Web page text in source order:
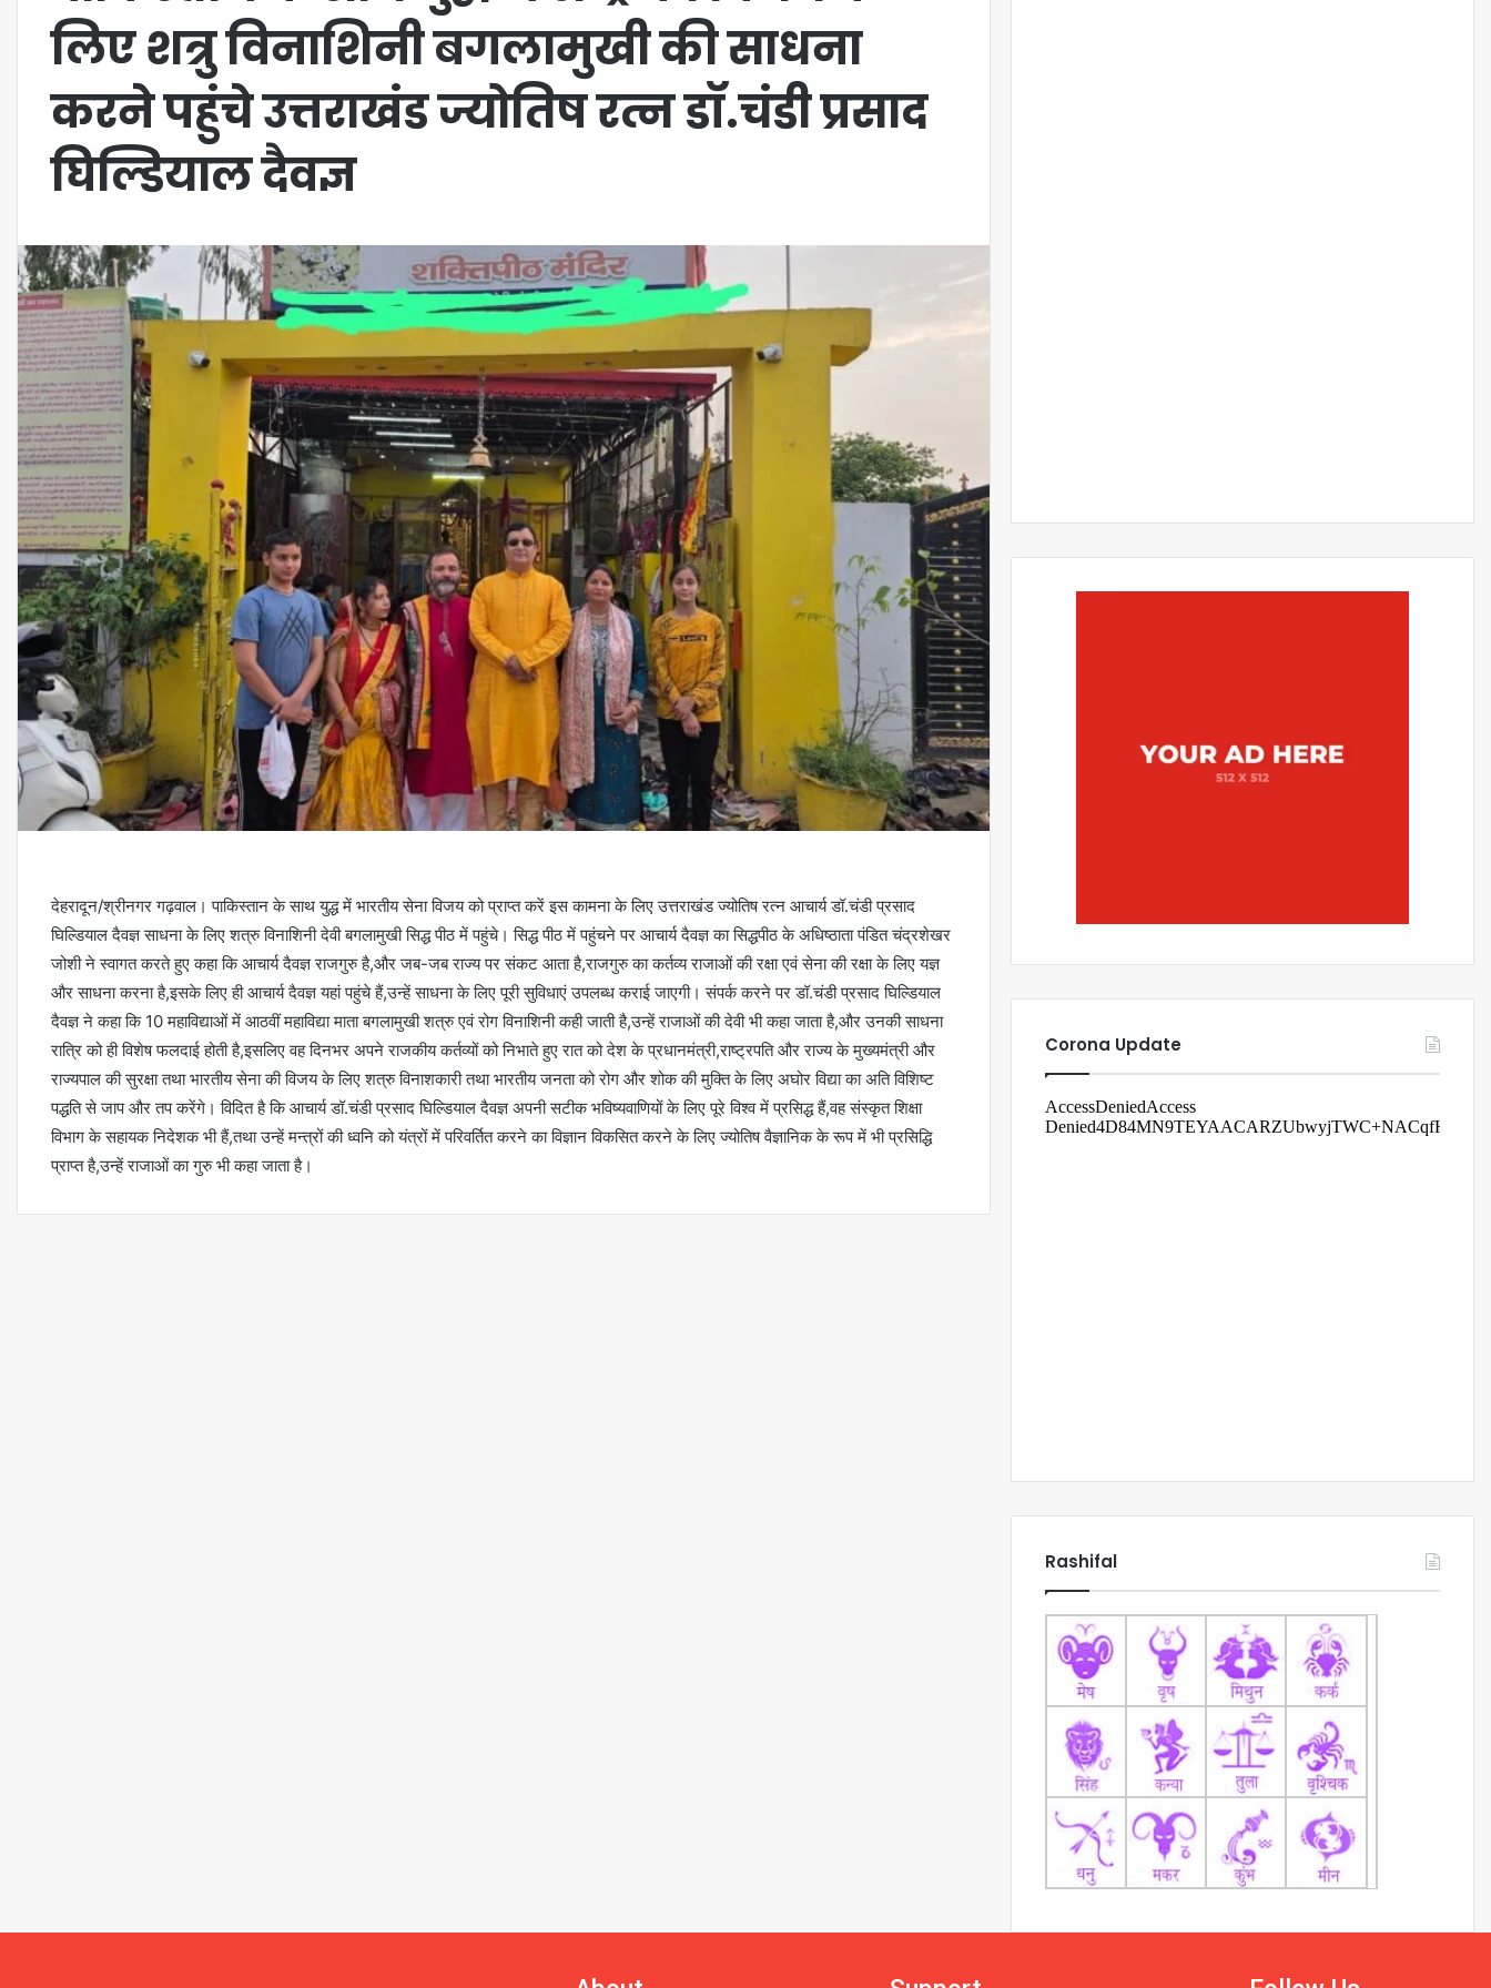
लिए शत्रु विनाशिनी बगलामुखी की साधना
करने पहुंचे उत्तराखंड ज्योतिष रत्न डॉ.चंडी प्रसाद
घिल्डियाल दैवज्ञ
देहरादून/श्रीनगर गढ़वाल। पाकिस्तान के साथ युद्ध में भारतीय सेना विजय को प्राप्त करें इस कामना के लिए उत्तराखंड ज्योतिष रत्न आचार्य डॉ.चंडी प्रसाद
घिल्डियाल दैवज्ञ साधना के लिए शत्रु विनाशिनी देवी बगलामुखी सिद्ध पीठ में पहुंचे। सिद्ध पीठ में पहुंचने पर आचार्य दैवज्ञ का सिद्धपीठ के अधिष्ठाता पंडित चंद्रशेखर
जोशी ने स्वागत करते हुए कहा कि आचार्य दैवज्ञ राजगुरु है,और जब-जब राज्य पर संकट आता है,राजगुरु का कर्तव्य राजाओं की रक्षा एवं सेना की रक्षा के लिए यज्ञ
और साधना करना है,इसके लिए ही आचार्य दैवज्ञ यहां पहुंचे हैं,उन्हें साधना के लिए पूरी सुविधाएं उपलब्ध कराई जाएगी। संपर्क करने पर डॉ.चंडी प्रसाद घिल्डियाल
दैवज्ञ ने कहा कि 10 महाविद्याओं में आठवीं महाविद्या माता बगलामुखी शत्रु एवं रोग विनाशिनी कही जाती है,उन्हें राजाओं की देवी भी कहा जाता है,और उनकी साधना
रात्रि को ही विशेष फलदाई होती है,इसलिए वह दिनभर अपने राजकीय कर्तव्यों को निभाते हुए रात को देश के प्रधानमंत्री,राष्ट्रपति और राज्य के मुख्यमंत्री और
राज्यपाल की सुरक्षा तथा भारतीय सेना की विजय के लिए शत्रु विनाशकारी तथा भारतीय जनता को रोग और शोक की मुक्ति के लिए अघोर विद्या का अति विशिष्ट
पद्धति से जाप और तप करेंगे। विदित है कि आचार्य डॉ.चंडी प्रसाद घिल्डियाल दैवज्ञ अपनी सटीक भविष्यवाणियों के लिए पूरे विश्व में प्रसिद्ध हैं,वह संस्कृत शिक्षा
विभाग के सहायक निदेशक भी हैं,तथा उन्हें मन्त्रों की ध्वनि को यंत्रों में परिवर्तित करने का विज्ञान विकसित करने के लिए ज्योतिष वैज्ञानिक के रूप में भी प्रसिद्धि
प्राप्त है,उन्हें राजाओं का गुरु भी कहा जाता है।
Corona Update
Rashifal